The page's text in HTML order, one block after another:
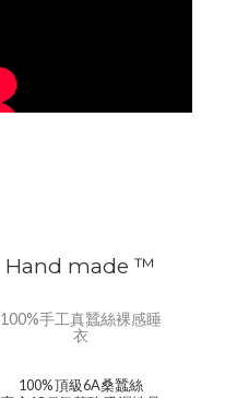
Hand made ™
100%手工真蠶絲裸感睡
衣
100% 頂級6A桑蠶絲